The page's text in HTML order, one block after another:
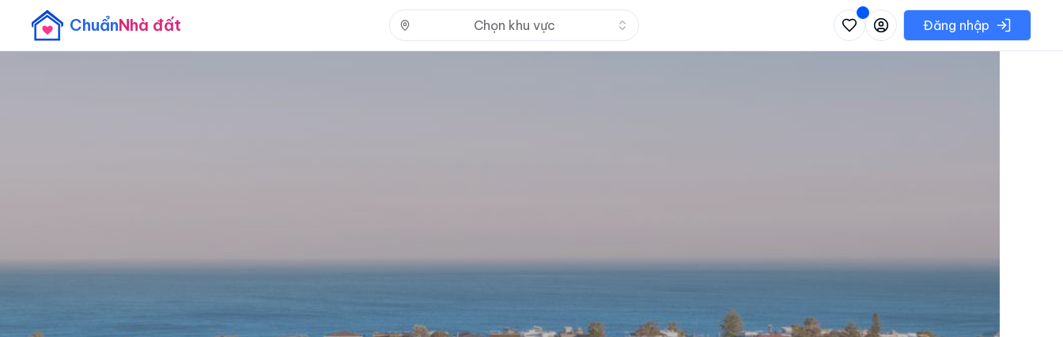
ChuẩnNhà đất Chọn khu vực Nhấn để mở danh sách các khu vực có thể chọnĐăng nhập